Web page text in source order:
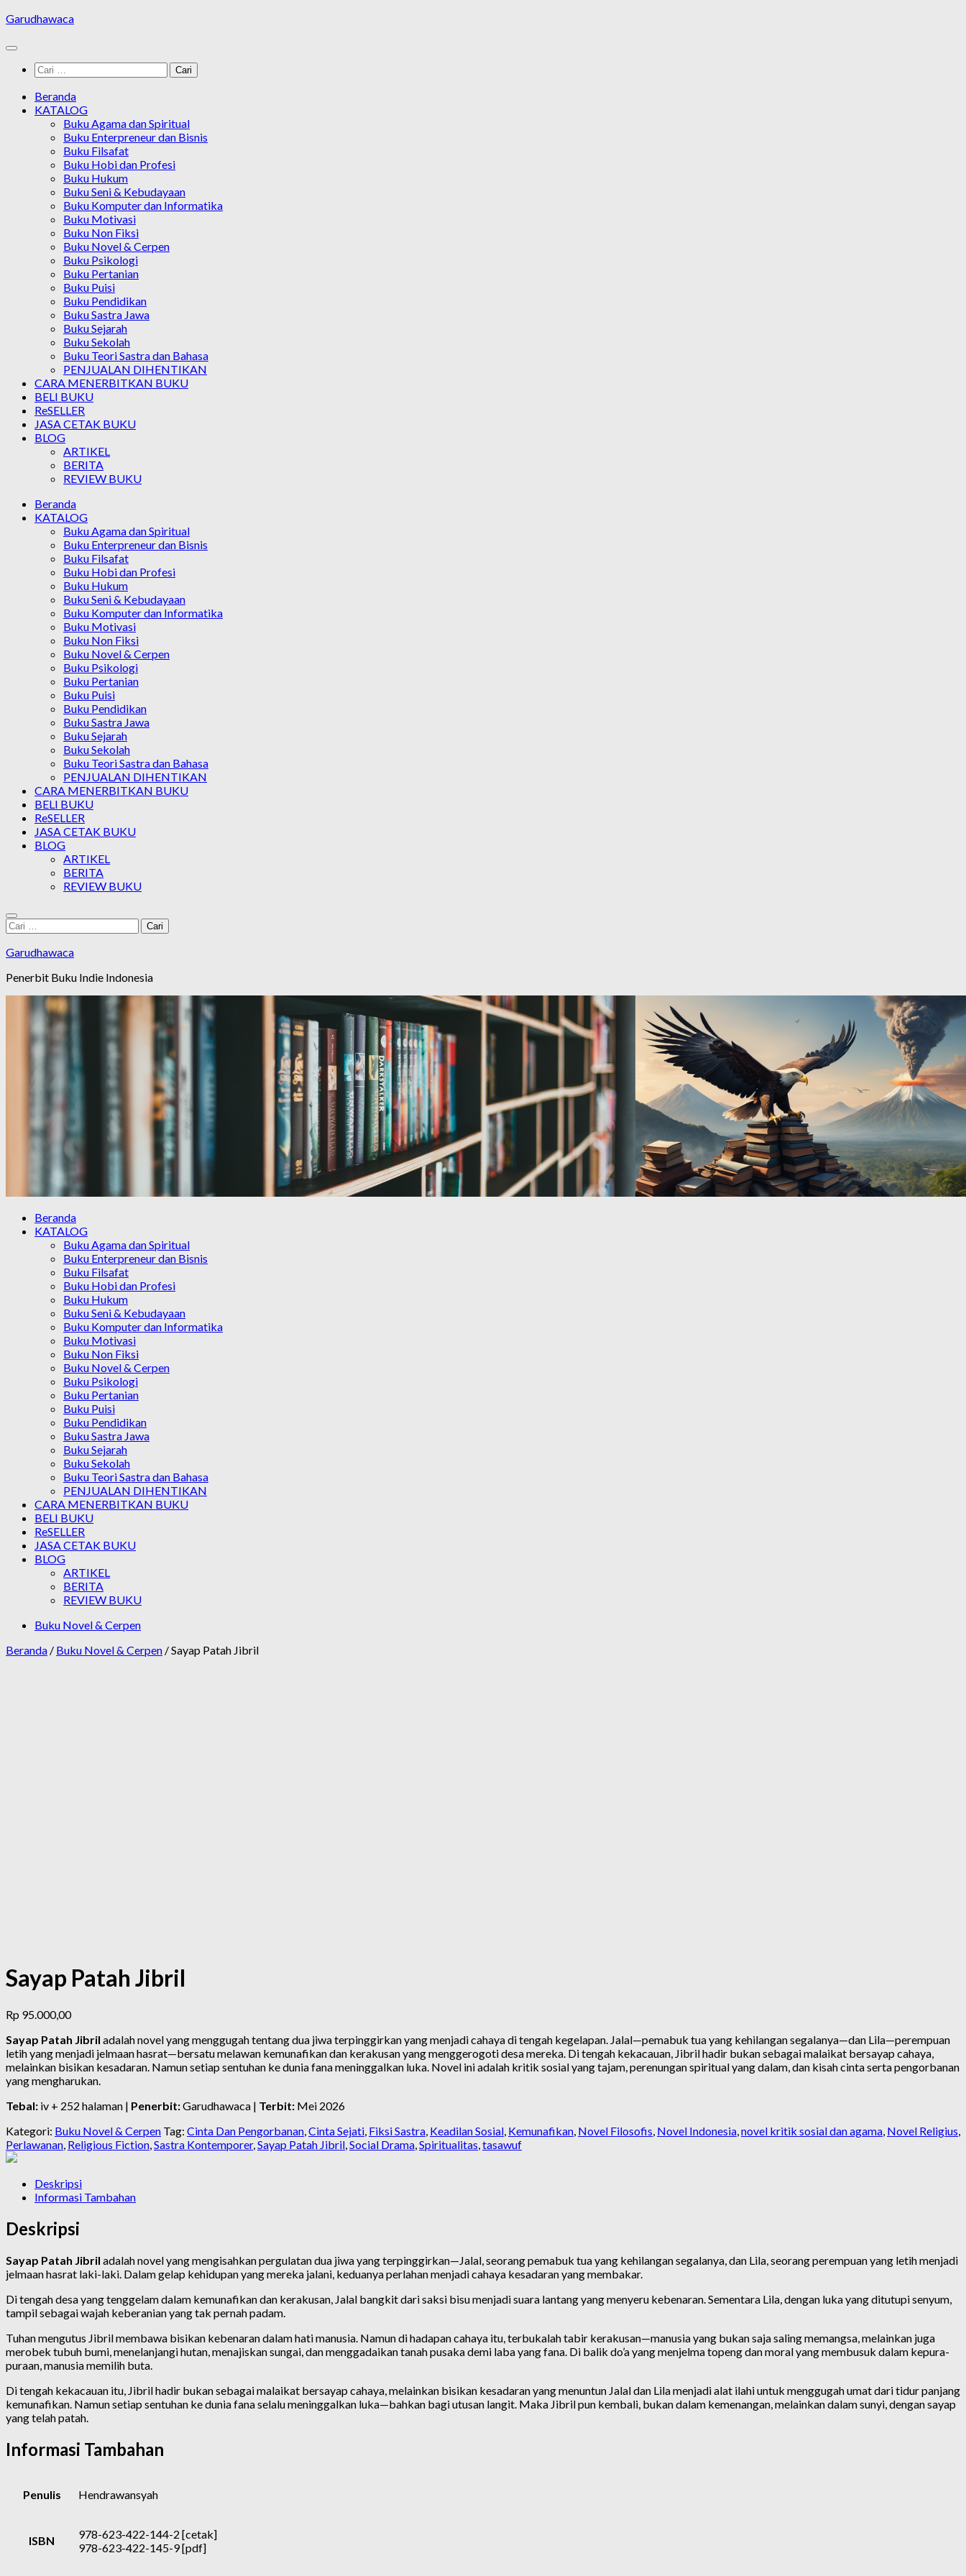
Skip
content
Garudhawaca
Cari
untuk:
Beranda
KATALOG
Buku Agama dan Spiritual
Buku Enterpreneur dan Bisnis
Buku Filsafat
Buku Hobi dan Profesi
Buku Hukum
Buku Seni & Kebudayaan
Buku Komputer dan Informatika
Buku Motivasi
Buku Non Fiksi
Buku Novel & Cerpen
Buku Psikologi
Buku Pertanian
Buku Puisi
Buku Pendidikan
Buku Sastra Jawa
Buku Sejarah
Buku Sekolah
Buku Teori Sastra dan Bahasa
PENJUALAN DIHENTIKAN
CARA MENERBITKAN BUKU
BELI BUKU
ReSELLER
JASA CETAK BUKU
BLOG
ARTIKEL
BERITA
REVIEW BUKU
Beranda
KATALOG
Buku Agama dan Spiritual
Buku Enterpreneur dan Bisnis
Buku Filsafat
Buku Hobi dan Profesi
Buku Hukum
Buku Seni & Kebudayaan
Buku Komputer dan Informatika
Buku Motivasi
Buku Non Fiksi
Buku Novel & Cerpen
Buku Psikologi
Buku Pertanian
Buku Puisi
Buku Pendidikan
Buku Sastra Jawa
Buku Sejarah
Buku Sekolah
Buku Teori Sastra dan Bahasa
PENJUALAN DIHENTIKAN
CARA MENERBITKAN BUKU
BELI BUKU
ReSELLER
JASA CETAK BUKU
BLOG
ARTIKEL
BERITA
REVIEW BUKU
Cari
untuk:
Garudhawaca
Penerbit Buku Indie Indonesia
Beranda
KATALOG
Buku Agama dan Spiritual
Buku Enterpreneur dan Bisnis
Buku Filsafat
Buku Hobi dan Profesi
Buku Hukum
Buku Seni & Kebudayaan
Buku Komputer dan Informatika
Buku Motivasi
Buku Non Fiksi
Buku Novel & Cerpen
Buku Psikologi
Buku Pertanian
Buku Puisi
Buku Pendidikan
Buku Sastra Jawa
Buku Sejarah
Buku Sekolah
Buku Teori Sastra dan Bahasa
PENJUALAN DIHENTIKAN
CARA MENERBITKAN BUKU
BELI BUKU
ReSELLER
JASA CETAK BUKU
BLOG
ARTIKEL
BERITA
REVIEW BUKU
Buku Novel & Cerpen
Beranda / Buku Novel & Cerpen / Sayap Patah Jibril
Sayap Patah Jibril
Rp 95.000,00
Sayap Patah Jibril adalah novel yang menggugah tentang dua jiwa terpinggirkan yang menjadi cahaya di tengah kegelapan. Jalal—pemabuk tua yang kehilangan segalanya—dan Lila—perempuan
letih yang menjadi jelmaan hasrat—bersatu melawan kemunafikan dan kerakusan yang menggerogoti desa mereka. Di tengah kekacauan, Jibril hadir bukan sebagai malaikat bersayap cahaya,
melainkan bisikan kesadaran. Namun setiap sentuhan ke dunia fana meninggalkan luka. Novel ini adalah kritik sosial yang tajam, perenungan spiritual yang dalam, dan kisah cinta serta pengorbanan
yang mengharukan.
Tebal: iv + 252 halaman | Penerbit:Garudhawaca | Terbit: Mei 2026
Kategori: Buku Novel & Cerpen Tag: Cinta Dan Pengorbanan,Cinta Sejati, Fiksi Sastra, Keadilan Sosial, Kemunafikan, Novel Filosofis, Novel Indonesia,novel kritik sosial dan agama, Novel Religius,
Perlawanan, Religious Fiction,Sastra Kontemporer,Sayap Patah Jibril,Social Drama,Spiritualitas,tasawuf
Deskripsi
Informasi Tambahan
Deskripsi
Sayap Patah Jibril adalah novel yang mengisahkan pergulatan dua jiwa yang terpinggirkan—Jalal, seorang pemabuk tua yang kehilangan segalanya, dan Lila, seorang perempuan yang letih menjadi
jelmaan hasrat laki-laki. Dalam gelap kehidupan yang mereka jalani, keduanya perlahan menjadi cahaya kesadaran yang membakar.
Di tengah desa yang tenggelam dalam kemunafikan dan kerakusan, Jalal bangkit dari saksi bisu menjadi suara lantang yang menyeru kebenaran. Sementara Lila, dengan luka yang ditutupi senyum,
tampil sebagai wajah keberanian yang tak pernah padam.
Tuhan mengutus Jibril membawa bisikan kebenaran dalam hati manusia. Namun di hadapan cahaya itu, terbukalah tabir kerakusan—manusia yang bukan saja saling memangsa, melainkan juga
merobek tubuh bumi, menelanjangi hutan, menajiskan sungai, dan menggadaikan tanah pusaka demi laba yang fana. Di balik do’a yang menjelma topeng dan moral yang membusuk dalam kepura-
puraan, manusia memilih buta.
Di tengah kekacauan itu, Jibril hadir bukan sebagai malaikat bersayap cahaya, melainkan bisikan kesadaran yang menuntun Jalal dan Lila menjadi alat ilahi untuk menggugah umat dari tidur panjang
kemunafikan. Namun setiap sentuhan ke dunia fana selalu meninggalkan luka—bahkan bagi utusan langit. Maka Jibril pun kembali, bukan dalam kemenangan, melainkan dalam sunyi, dengan sayap
yang telah patah.
Informasi Tambahan
Penulis Hendrawansyah
ISBN
978-623-422-144-2 [cetak]
978-623-422-145-9 [pdf]